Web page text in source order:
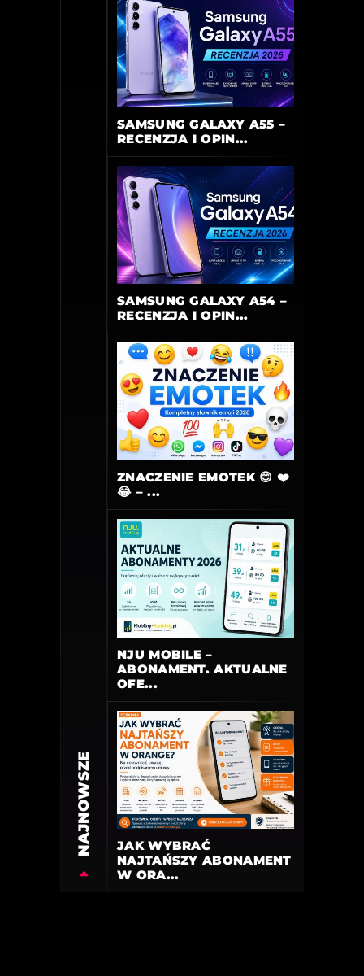
NAJNOWSZE
SAMSUNG GALAXY A55 –
RECENZJA I OPIN...
SAMSUNG GALAXY A54 –
RECENZJA I OPIN...
ZNACZENIE EMOTEK 😊 ❤️
😂 – ...
NJU MOBILE –
ABONAMENT. AKTUALNE
OFE...
JAK WYBRAĆ
NAJTAŃSZY ABONAMENT
W ORA...